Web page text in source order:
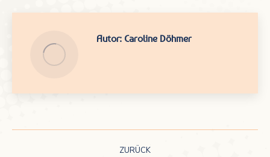
Autor: Caroline Döhmer
Kommentarnavigation
ZURÜCK